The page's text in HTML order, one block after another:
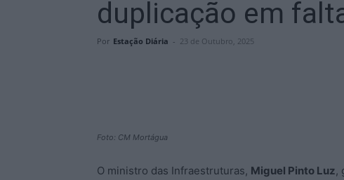
duplicação em
Por Estação Diária - 23 de Outubro, 2025
Foto: CM Mortágua
O ministro das Infraestruturas, Miguel Pinto Luz,